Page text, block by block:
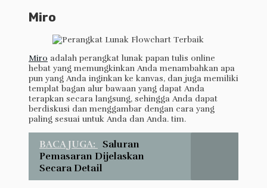
Miro
Miro adalah perangkat lunak papan tulis online
hebat yang memungkinkan Anda menambahkan apa
pun yang Anda inginkan ke kanvas, dan juga memiliki
templat bagan alur bawaan yang dapat Anda
terapkan secara langsung, sehingga Anda dapat
berdiskusi dan menggambar dengan cara yang
paling sesuai untuk Anda dan Anda. tim.
BACA JUGA:
Saluran
Pemasaran Dijelaskan
Secara Detail